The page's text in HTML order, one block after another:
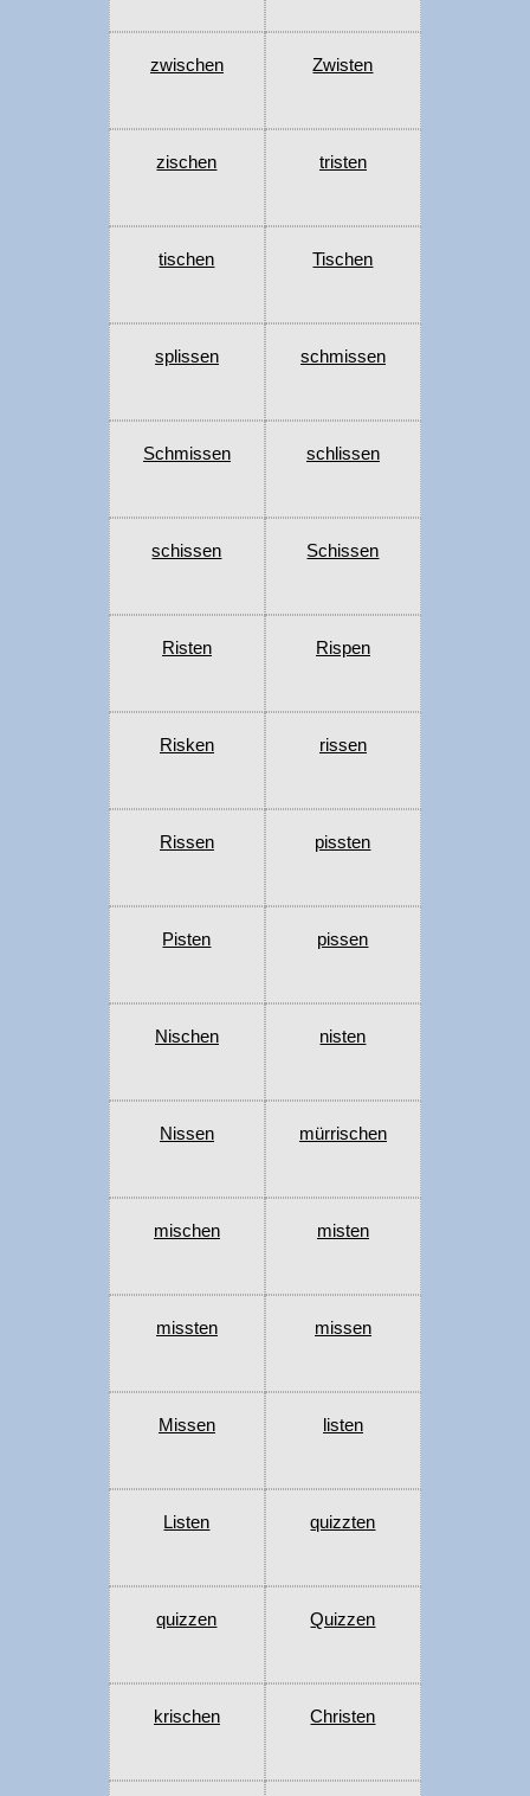
zwischen Zwisten
zischen tristen
tischen Tischen
splissen schmissen
Schmissen schlissen
schissen Schissen
Risten Rispen
Risken rissen
Rissen pissten
Pisten pissen
Nischen nisten
Nissen mürrischen
mischen misten
missten missen
Missen listen
Listen quizzten
quizzen Quizzen
krischen Christen